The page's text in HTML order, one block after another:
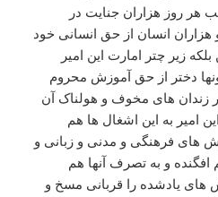
هر روز هزاران جنایت در
انسان از حق انسانی خود
زیر چتر امارت این امیر
دختر از حق آموزش محروم
زندان های مخوف و هولناک آن
امیر به این اشغال ها هم
های فرهنگی و مدنی و زبانی و
و به تصرف آنها هم
های یادشده را قربانی مسخ و